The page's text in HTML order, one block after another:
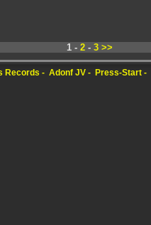
1 - 2 - 3 >>
Records Adonf JV Press-Start